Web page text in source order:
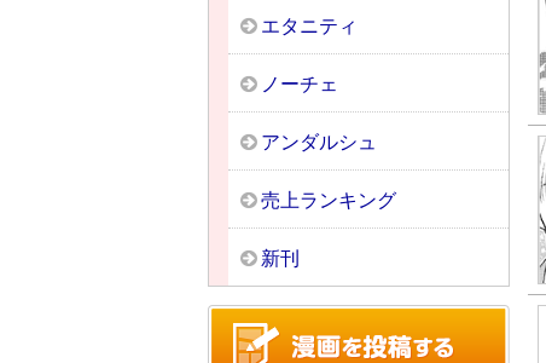
エタニティ
ノーチェ
アンダルシュ
売上ランキング
新刊